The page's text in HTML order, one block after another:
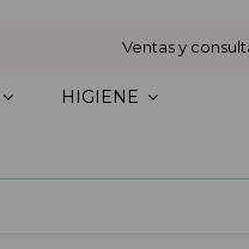
Ventas y
HIGIENE